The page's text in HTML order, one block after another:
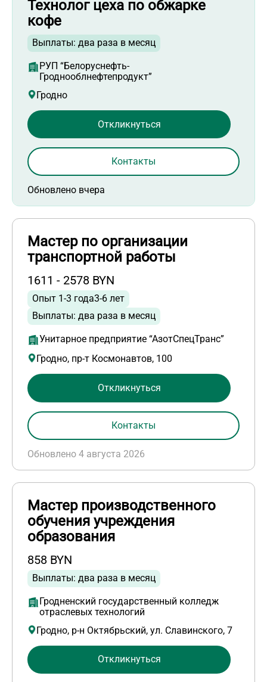
Технолог цеха по обжарке
кофе
Выплаты: два раза в месяц
РУП “Белоруснефть-
Гроднооблнефтепродукт”
Гродно
Обновлено вчера
Откликнуться
Контакты
Мастер по организации
транспортной работы
1611 - 2578 BYN
Опыт 1-3 года3-6 лет
Выплаты: два раза в месяц
Унитарное предприятие “АзотСпецТранс”
Гродно, пр-т Космонавтов, 100
Обновлено 4 августа 2026
Откликнуться
Контакты
Мастер производственного
обучения учреждения
образования
858 BYN
Выплаты: два раза в месяц
Гродненский государственный колледж
отраслевых технологий
Гродно, р-н Октябрьский, ул. Славинского, 7
Откликнуться